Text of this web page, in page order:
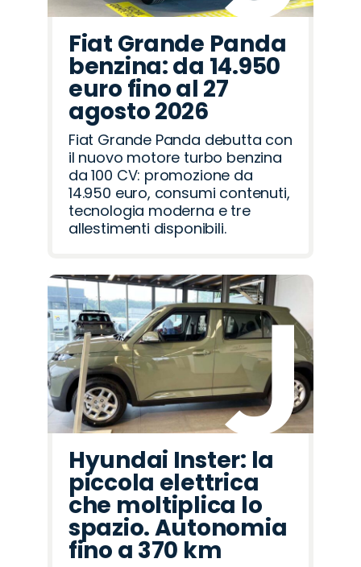
Fiat Grande Panda
benzina: da 14.950
euro fino al 27
agosto 2026
Fiat Grande Panda debutta con
il nuovo motore turbo benzina
da 100 CV: promozione da
14.950 euro, consumi contenuti,
tecnologia moderna e tre
allestimenti disponibili.
Hyundai Inster: la
piccola elettrica
che moltiplica lo
spazio. Autonomia
fino a 370 km